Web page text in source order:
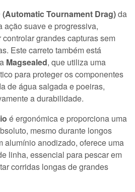
(Automatic Tournament Drag)da
ação suave e progressiva,
grandes capturas sem
Este carreto também está
Magsealed, que utiliza uma
para proteger os componentes
de água salgada e poeiras,
a durabilidade.
é ergonómica e proporciona uma
mesmo durante longos
alumínio anodizado, oferece uma
linha, essencial para pescar em
corridas longas de grandes